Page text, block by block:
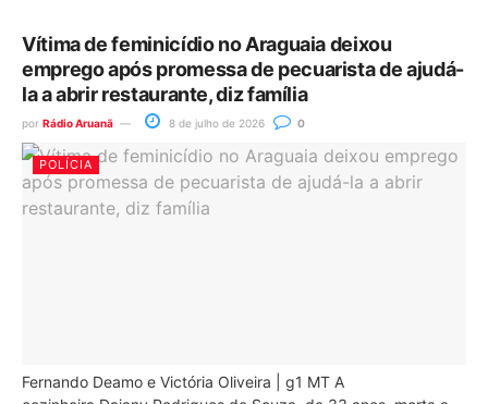
Vítima de feminicídio no Araguaia deixou
emprego após promessa de pecuarista de ajudá-
la a abrir restaurante, diz família
por Rádio Aruanã 8 de julho de 2026 0
POLÍCIA
Fernando Deamo e Victória Oliveira | g1 MT A